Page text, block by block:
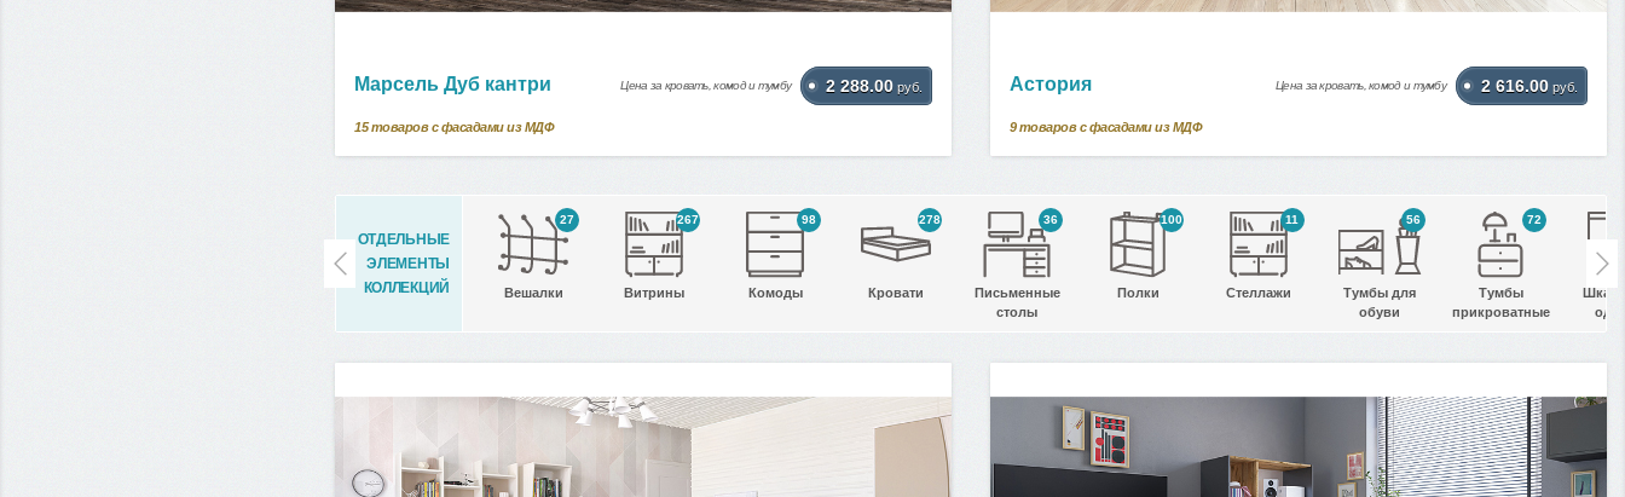
Марсель Дуб кантри Цена за кровать, комод и тумбу 2 288.00 руб.
15 товаров с фасадами из МДФ
Астория Цена за кровать, комод и тумбу 2 616.00 руб.
9 товаров с фасадами из МДФ
ОТДЕЛЬНЫЕ
ЭЛЕМЕНТЫ
КОЛЛЕКЦИЙ
27
Вешалки
267
Витрины
98
Комоды
278
Кровати
36
Письменные
столы
100
Полки
11
Стеллажи
56
Тумбы для
обуви
72
Тумбы
прикроватные